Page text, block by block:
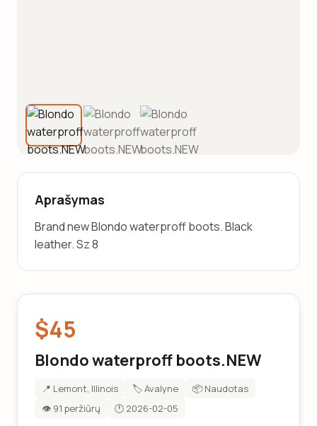
Aprašymas
Brand new Blondo waterproff boots. Black
leather. Sz 8
$45
Blondo waterproff boots.NEW
📍 Lemont, Illinois 🏷️ Avalyne
📦 Naudotas
👁️ 91 peržiūrų
🕐 2026-02-05